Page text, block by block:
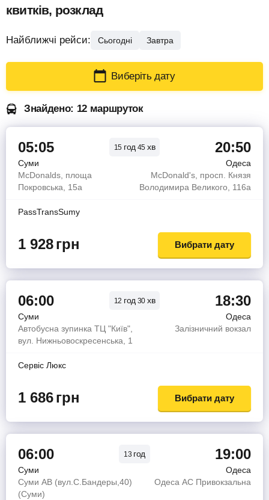
квитків, розклад
Найближчі рейси: Сьогодні Завтра
Виберіть дату
Знайдено: 12 маршруток
05:05 15 год 45 хв 20:50
Суми
Одеса
McDonalds, площа
Покровська, 15а
McDonald's, просп. Князя
Володимира Великого, 116а
PassTransSumy
1 928грн Вибрати дату
06:00 12 год 30 хв 18:30
Суми
Одеса
Автобусна зупинка ТЦ "Київ",
вул. Нижньовоскресенська, 1
Залізничний вокзал
Сервiс Люкс
1 686грн Вибрати дату
06:00 13 год 19:00
Суми
Одеса
Суми АВ (вул.С.Бандеры,40)
(Суми)
Одеса АС Привокзальна